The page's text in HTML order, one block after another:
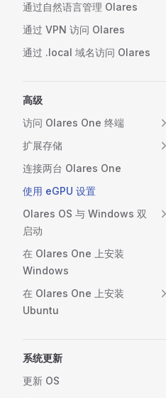
通过自然语言管理 Olares
通过 VPN 访问 Olares
通过 .local 域名访问 Olares
高级
访问 Olares One 终端
扩展存储
连接两台 Olares One
使用 eGPU 设置
Olares OS 与 Windows 双
启动
在 Olares One 上安装
Windows
在 Olares One 上安装
Ubuntu
系统更新
更新 OS